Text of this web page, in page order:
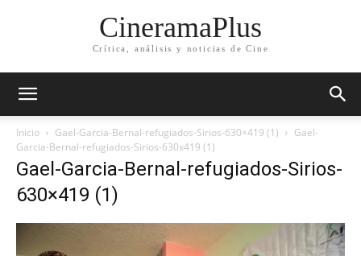
CineramaPlus
Crítica, análisis y noticias de Cine
Inicio Gael-Garcia-Bernal-refugiados-Sirios-630×419 (1)
Gael-
Garcia-Bernal-refugiados-Sirios-630x419 (1)
Gael-Garcia-Bernal-refugiados-Sirios-
630×419 (1)